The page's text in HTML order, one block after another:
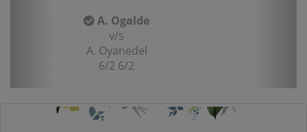
A. Ogalde
v/s
A. Oyanedel
6/2 6/2